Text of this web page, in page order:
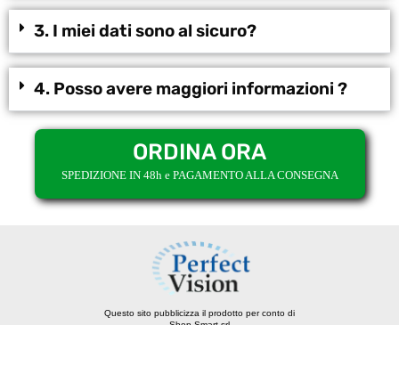
3. I miei dati sono al sicuro?
4. Posso avere maggiori informazioni ?
ORDINA ORA
SPEDIZIONE IN 48h e PAGAMENTO ALLA CONSEGNA
Questo sito pubblicizza il prodotto per conto di
Shop Smart srl